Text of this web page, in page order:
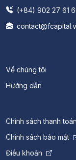
(+84) 902 27 61
Về chúng tôi
Hướng dẫn
Chính sách thanh toán
Chính sách bảo mật
Điều khoản